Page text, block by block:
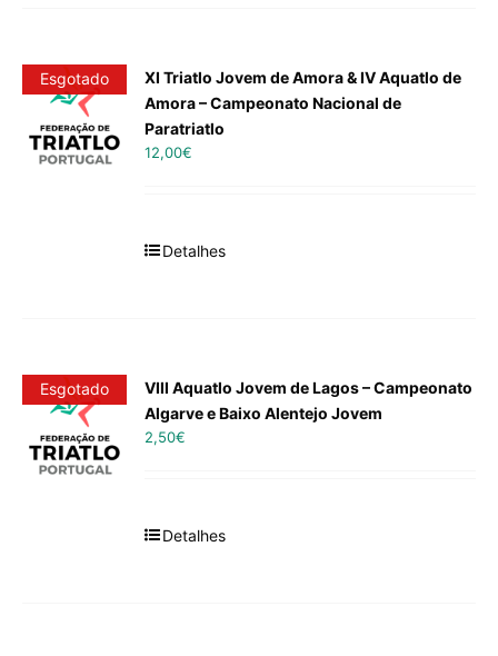
Esgotado
XI Triatlo Jovem de Amora & IV Aquatlo de
Amora – Campeonato Nacional de
Paratriatlo
12,00€
Detalhes
Esgotado
VIII Aquatlo Jovem de Lagos – Campeonato
Algarve e Baixo Alentejo Jovem
2,50€
Detalhes